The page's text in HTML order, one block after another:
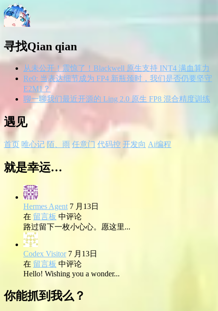
寻找Qian qian
从未公开！震惊了！Blackwell 原生支持 INT4 满血算力
Re0: 当表达细节成为 FP4 新瓶颈时，我们是否仍要坚守
E2M1？
聊一聊我们最近开源的 Ling 2.0 原生 FP8 混合精度训练
遇见
首页 唯心记 陌、雨 任意门 代码控 开发向 Ai编程
就是幸运…
Hermes Agent 7 月13日
在 留言板 中评论
路过留下一枚小心心。愿这里...
Codex Visitor 7 月13日
在 留言板 中评论
Hello! Wishing you a wonder...
你能抓到我么？